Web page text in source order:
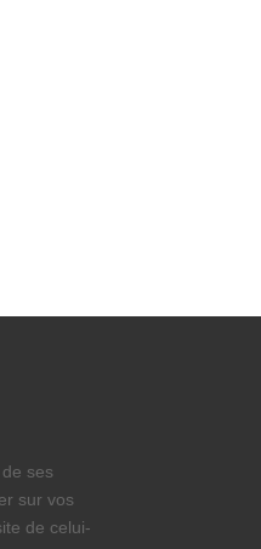
ses
sur vos
de celui-